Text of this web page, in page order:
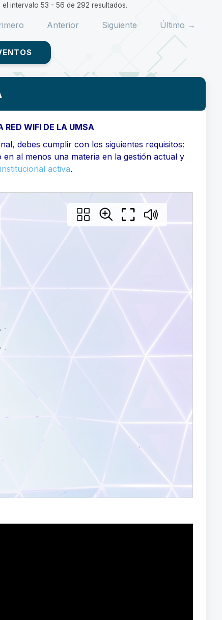
el intervalo 53 - 56 de 292 resultados.
Anterior Siguiente Último →
RED WIFI DE LA UMSA
debes cumplir con los siguientes requisitos:
al menos una materia en la gestión actual y
activa.